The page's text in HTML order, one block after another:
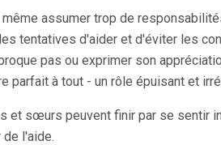
assumer trop de
tentatives d'aider et d'éviter les
pas ou exprimer son
parfait à tout - un rôle épuisant et
et sœurs peuvent finir par se sentir
l'aide.